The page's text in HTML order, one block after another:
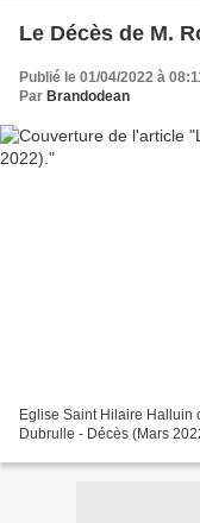
Le Décès de M.
Publié le 01/04/2022 à
Par Brandodean
Eglise Saint Hilaire Halluin
Dubrulle - Décès (Mars